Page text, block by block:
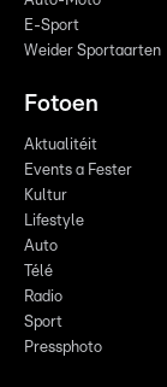
E-Sport
Weider Sportaarten
Fotoen
Aktualitéit
Events a Fester
Kultur
Lifestyle
Auto
Télé
Radio
Sport
Pressphoto